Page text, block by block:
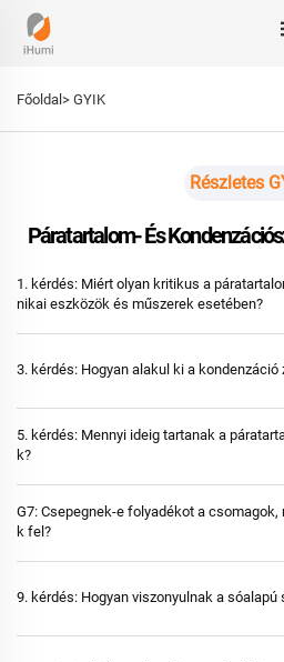
Főoldal> GYIK
Részletes
Páratartalom- És
1. kérdés: Miért olyan kritikus a
nikai eszközök és műszerek esetében?
3. kérdés: Hogyan alakul ki a kondenzáció
5. kérdés: Mennyi ideig tartanak a
k?
G7: Csepegnek-e folyadékot a
k fel?
9. kérdés: Hogyan viszonyulnak a sóalapú